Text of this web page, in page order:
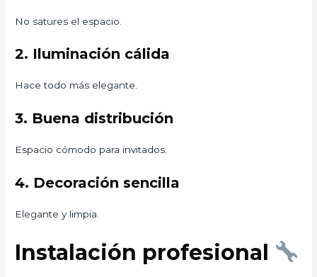
No satures el espacio.
2. Iluminación cálida
Hace todo más elegante.
3. Buena distribución
Espacio cómodo para invitados.
4. Decoración sencilla
Elegante y limpia.
Instalación profesional